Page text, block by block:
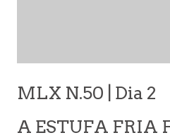
MLX N.50 | Dia 2
A ESTUFA FRIA